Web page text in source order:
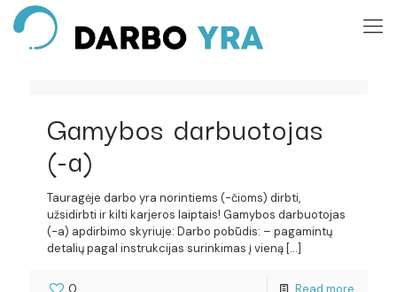
Gamybos darbuotojas
(-a)
Tauragėje darbo yra norintiems (-čioms) dirbti,
užsidirbti ir kilti karjeros laiptais! Gamybos darbuotojas
(-a) apdirbimo skyriuje: Darbo pobūdis: – pagamintų
detalių pagal instrukcijas surinkimas į vieną […]
0 Read more